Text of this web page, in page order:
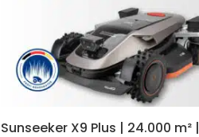
Sunseeker X9 Plus | 24.000 m² |